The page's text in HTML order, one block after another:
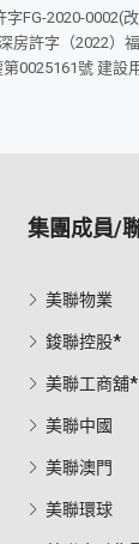
2020-0002(
許字（2022
號 建
集團成員/
美聯物業
鋑聯控股*
美聯工商舖*
美聯中國
美聯澳門
美聯環球